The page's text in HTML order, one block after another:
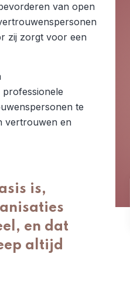
van open
zij zorgt voor een
te
vertrouwen en
is,
en dat
altijd